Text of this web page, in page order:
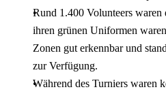
Rund 1.400 Volunteers waren
ihren grünen Uniformen
Zonen gut erkennbar und
zur Verfügung.
Während des Turniers waren